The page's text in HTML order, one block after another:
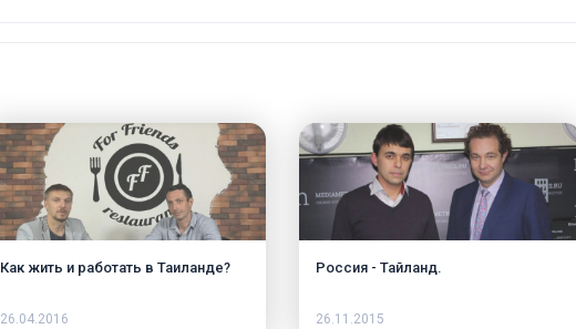
Как жить и работать в Таиланде?
26.04.2016
Россия - Тайланд.
26.11.2015